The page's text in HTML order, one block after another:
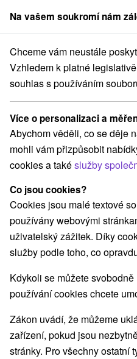
člen skupinySorger
Jelenec Chaty pod
Chaty pod
zariadenie
Jelenec
Rezervovat
REZERVACE A
Kontaktujte
Navigovat do místa
Na vašem soukromí nám
Chceme vám neustále
Vzhledem k platné
souhlas s používáním
Více o personalizaci a
Abychom věděli, co se děje
mohli vám přizpůsobit
cookies a takéslužby
Co jsou cookies?
Cookies jsou malé textové
používány webovými
uživatelský zážitek. Díky
služby podle toho, co
Kdykoli se můžete
používání cookies chcete
Zákon uvádí, že můžeme
zařízení, pokud jsou
stránky. Pro všechny ostatní